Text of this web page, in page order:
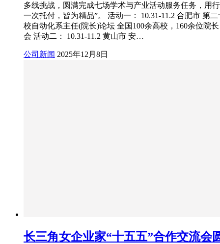
多线挑战，圆满完成七场学术与产业活动服务任务，用
一次托付，皆为精品”。 活动一： 10.31-11.2 合肥市 第
校自动化系主任(院长)论坛 全国100余高校，160余位院
会 活动二： 10.31-11.2 黄山市 安…
公司新闻 2025年12月8日
长三角女企业家“十五五”合作交流会